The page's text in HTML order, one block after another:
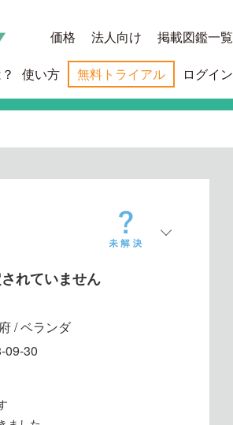
価格 法人向け 掲載図鑑一覧
使い方 無料トライアル ログイン
れていません
/ ベランダ
09-30